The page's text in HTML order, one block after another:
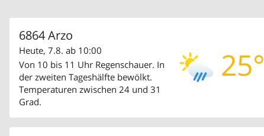
6864 Arzo
25°
Heute, 7.8. ab 10:00
Von 10 bis 11 Uhr Regenschauer. In
der zweiten Tageshälfte bewölkt.
Temperaturen zwischen 24 und 31
Grad.